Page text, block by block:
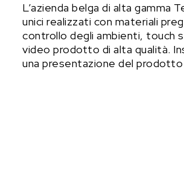
L’azienda belga di alta
unici realizzati con materiali
controllo degli ambienti, touch
video prodotto di alta qualità.
una presentazione del